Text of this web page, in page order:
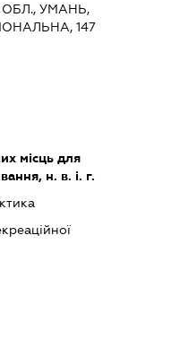
ОБЛ., УМАНЬ,
147
місць для
н. в. і. г.